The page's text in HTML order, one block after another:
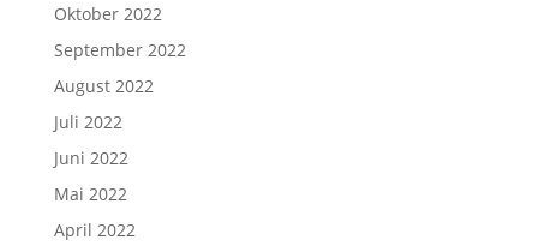
Oktober 2022
September 2022
August 2022
Juli 2022
Juni 2022
Mai 2022
April 2022